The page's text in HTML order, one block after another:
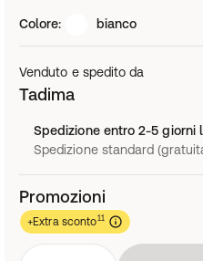
Colore: bianco
Venduto e spedito da
Tadima
Spedizione entro 2-5 giorni
Spedizione standard
Promozioni
+Extra sconto11